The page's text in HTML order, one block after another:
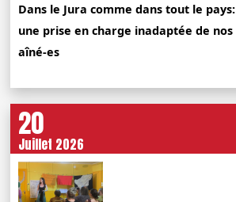
Dans le Jura comme dans tout le pays:
une prise en charge inadaptée de nos
aîné-es
20
Juillet 2026